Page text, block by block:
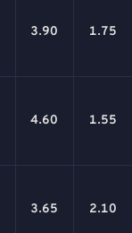
3.90 1.75
4.60 1.55
3.65 2.10